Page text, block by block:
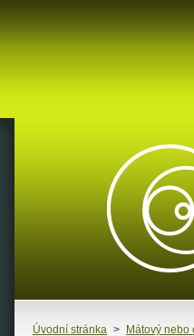
Úvodní stránka > Mátový nebo